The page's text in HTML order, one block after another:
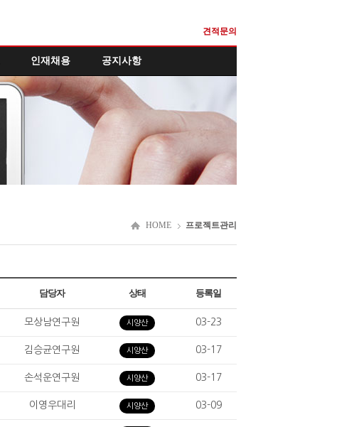
견적문의
인재채용 공지사항
HOME 프로젝트관리
담당자 상태 등록일
모상남연구원 시양산 03-23
김승균연구원 시양산 03-17
손석운연구원 시양산 03-17
이영우대리 시양산 03-09